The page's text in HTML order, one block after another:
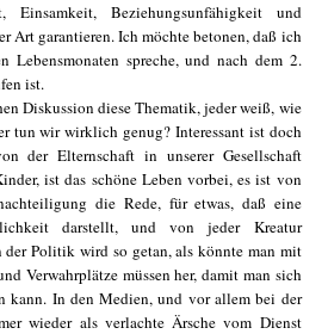
Einsamkeit, Beziehungsunfähigkeit und
Art garantieren. Ich möchte betonen, daß ich
Lebensmonaten spreche, und nach dem 2.
ist.
Diskussion diese Thematik, jeder weiß, wie
tun wir wirklich genug? Interessant ist doch
der Elternschaft in unserer Gesellschaft
ist das schöne Leben vorbei, es ist von
die Rede, für etwas, daß eine
darstellt, und von jeder Kreatur
Politik wird so getan, als könnte man mit
Verwahrplätze müssen her, damit man sich
kann. In den Medien, und vor allem bei der
wieder als verlachte Ärsche vom Dienst